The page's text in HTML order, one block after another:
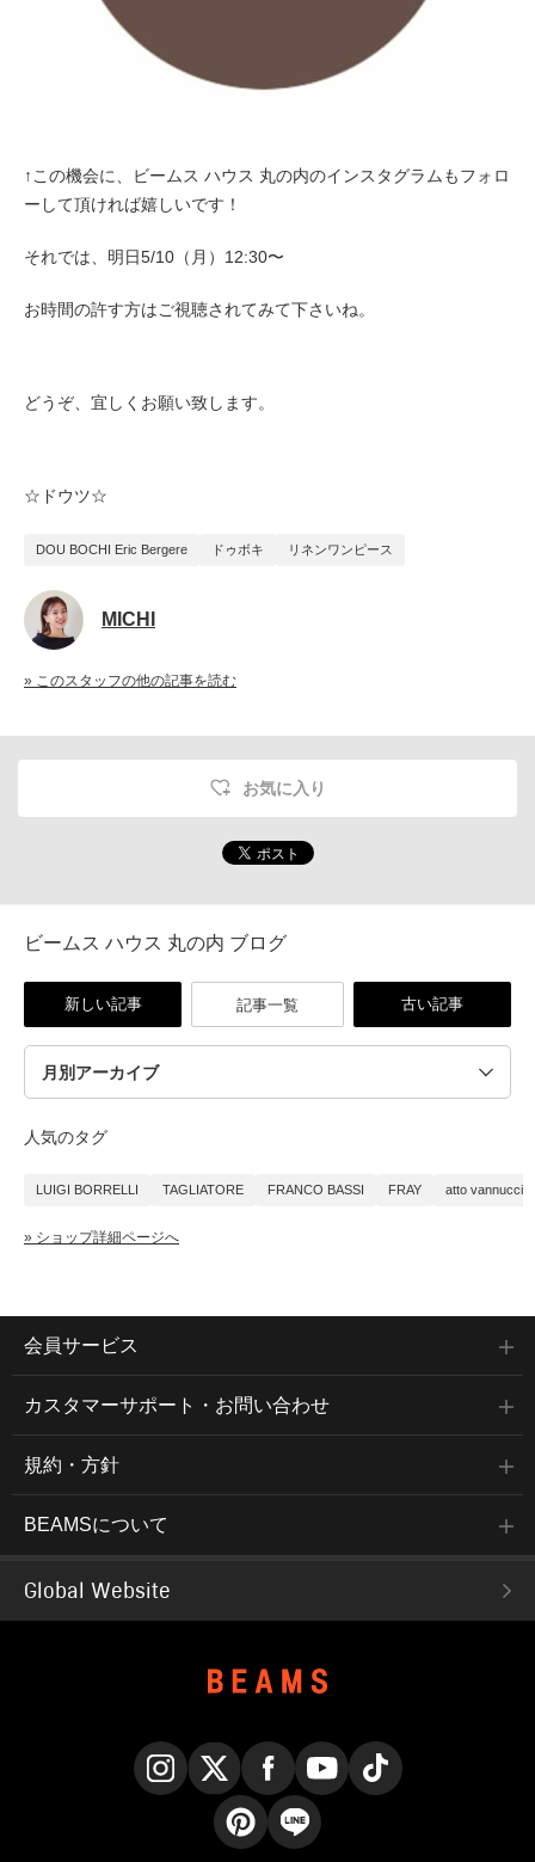
↑この機会に、ビームス ハウス 丸の内のインスタグラムもフォロ
ーして頂ければ嬉しいです！
それでは、明日5/10（月）12:30〜
お時間の許す方はご視聴されてみて下さいね。
どうぞ、宜しくお願い致します。
☆ドウツ☆
DOU BOCHI Eric Bergere ドゥボキ リネンワンピース
MICHI
» このスタッフの他の記事を読む
お気に入り
ビームス ハウス 丸の内 ブログ
新しい記事 記事一覧 古い記事
人気のタグ
LUIGI BORRELLI TAGLIATORE FRANCO BASSI FRAY atto vannucci
» ショップ詳細ページへ
会員サービス
カスタマーサポート・お問い合わせ
規約・方針
BEAMSについて
Global Website